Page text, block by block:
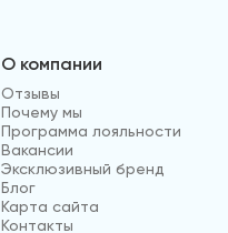
О компании
Отзывы
Почему мы
Программа лояльности
Вакансии
Эксклюзивный бренд
Блог
Карта сайта
Контакты